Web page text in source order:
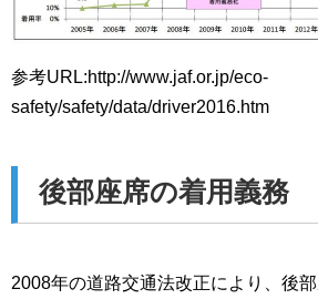
参考URL:http://www.jaf.or.jp/eco-
safety/safety/data/driver2016.htm
後部座席の着用義務
2008年の道路交通法改正により、後